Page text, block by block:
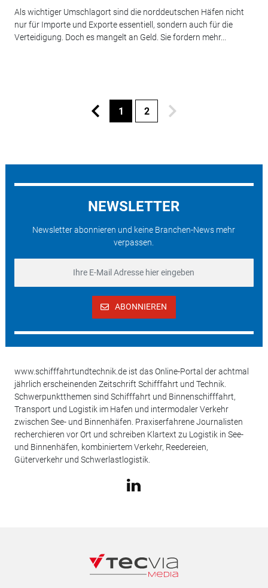
Als wichtiger Umschlagort sind die norddeutschen Häfen nicht
nur für Importe und Exporte essentiell, sondern auch für die
Verteidigung. Doch es mangelt an Geld. Sie fordern mehr...
1 2
NEWSLETTER
Newsletter abonnieren und keine Branchen-News mehr
verpassen.
ABONNIEREN
www.schifffahrtundtechnik.de ist das Online-Portal der achtmal
jährlich erscheinenden Zeitschrift Schifffahrt und Technik.
Schwerpunktthemen sind Schifffahrt und Binnenschifffahrt,
Transport und Logistik im Hafen und intermodaler Verkehr
zwischen See- und Binnenhäfen. Praxiserfahrene Journalisten
recherchieren vor Ort und schreiben Klartext zu Logistik in See-
und Binnenhäfen, kombiniertem Verkehr, Reedereien,
Güterverkehr und Schwerlastlogistik.